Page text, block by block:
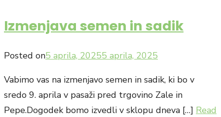
Izmenjava semen in sadik
Posted on5 aprila, 20255 aprila, 2025
Vabimo vas na izmenjavo semen in sadik, ki bo v
sredo 9. aprila v pasaži pred trgovino Zale in
Pepe.Dogodek bomo izvedli v sklopu dneva […] Read